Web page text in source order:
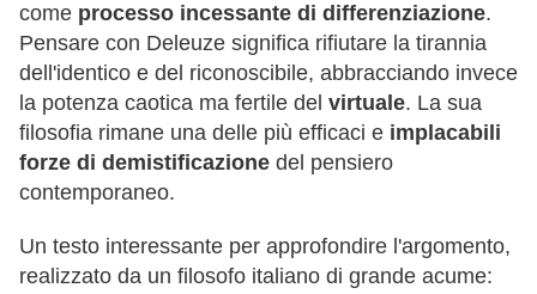
come processo incessante di differenziazione.
Pensare con Deleuze significa rifiutare la tirannia
dell'identico e del riconoscibile, abbracciando invece
la potenza caotica ma fertile del virtuale. La sua
filosofia rimane una delle più efficaci e implacabili
forze di demistificazione del pensiero
contemporaneo.
Un testo interessante per approfondire l'argomento,
realizzato da un filosofo italiano di grande acume: